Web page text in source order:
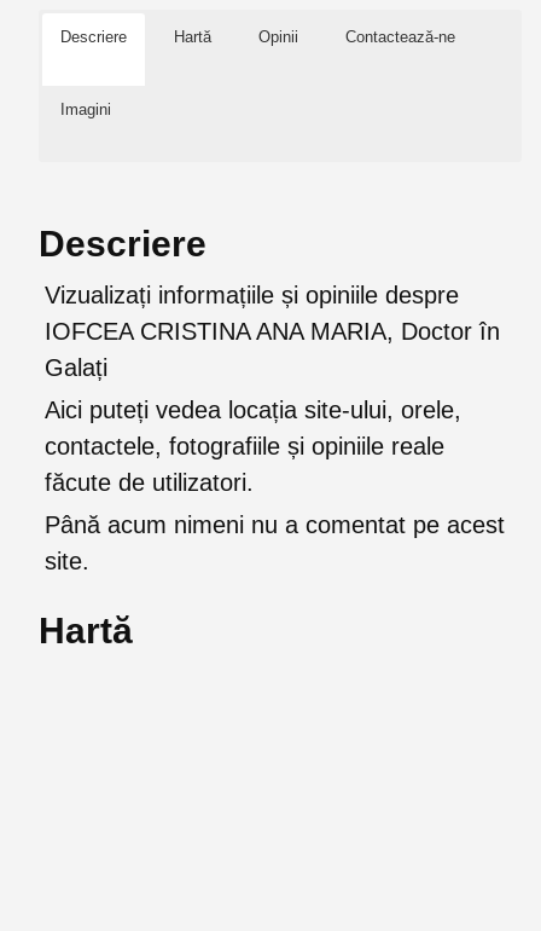
Descriere Hartă Opinii Contactează-ne
Imagini
Descriere
Vizualizați informațiile și opiniile despre
IOFCEA CRISTINA ANA MARIA, Doctor în
Galați
Aici puteți vedea locația site-ului, orele,
contactele, fotografiile și opiniile reale
făcute de utilizatori.
Până acum nimeni nu a comentat pe acest
site.
Hartă